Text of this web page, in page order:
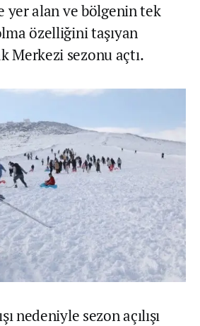
yer alan ve bölgenin tek
özelliğini taşıyan
Merkezi sezonu açtı.
nedeniyle sezon açılışı